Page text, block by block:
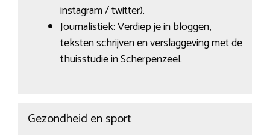
instagram / twitter).
Journalistiek: Verdiep je in bloggen,
teksten schrijven en verslaggeving met de
thuisstudie in Scherpenzeel.
Gezondheid en sport